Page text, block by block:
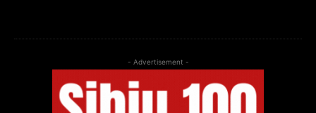
- Advertisement -